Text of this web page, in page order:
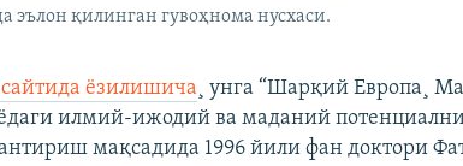
эълон қилинган гувоҳнома нусхаси.
ëзилишича¸ унга “Шарқий Европа¸
илмий-ижодий ва маданий потенциални
мақсадида 1996 йили фан доктори